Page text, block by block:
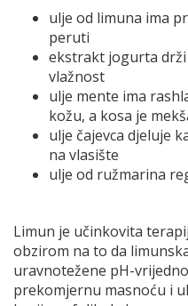
ulje od limuna ima
peruti
ekstrakt jogurta
vlažnost
ulje mente ima
kožu, a kosa je
ulje čajevca djeluje
na vlasište
ulje od ružmarina
Limun je učinkovita
obzirom na to da
uravnotežene pH-
prekomjernu masnoću i